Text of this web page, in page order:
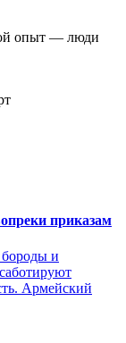
опыт — люди
приказам
и
Армейский